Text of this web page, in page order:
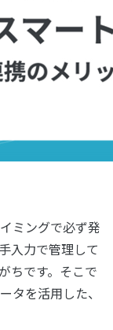
ミングで必ず発
入力で管理して
ちです。そこで
タを活用した、